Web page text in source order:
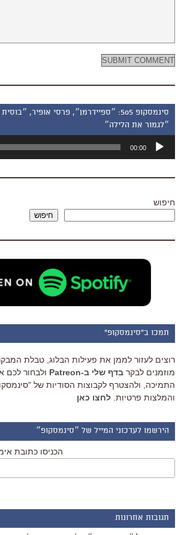
סינמסקופ 505: ״ספיידרמן״, פרסי אופיר,
״לגמור את הלילה״
אודיו
00:00
חיפוש
חיפוש
תמכו ב"סינמסקופ"
רוצים לעזור לממן את פעילות הבלוג, טבלת
מוזמנים לבקר בדף שלי ב-Patreon
ולבחור
התמיכה, ולהצטרף לקבוצות הסודיות של
והמלצות פרטיות. לחצו כאן
הירשמו לעדכוני המייל של ״סינמסקופ״
הכניסו כתובת
תגובות אחרונות